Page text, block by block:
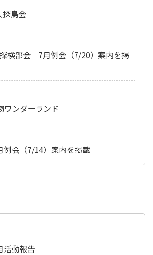
探鳥会
検部会 7月例会（7/20）案内を掲
ワンダーランド
会（7/14）案内を掲載
動報告